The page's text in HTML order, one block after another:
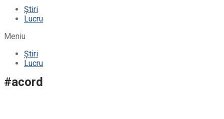
Știri
Lucru
Meniu
Știri
Lucru
#acord